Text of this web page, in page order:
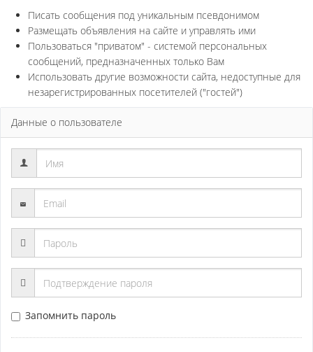
Писать сообщения под уникальным псевдонимом
Размещать объявления на сайте и управлять ими
Пользоваться "приватом" - системой персональных
сообщений, предназначенных только Вам
Использовать другие возможности сайта, недоступные для
незарегистрированных посетителей ("гостей")
Данные о пользователе
Запомнить пароль